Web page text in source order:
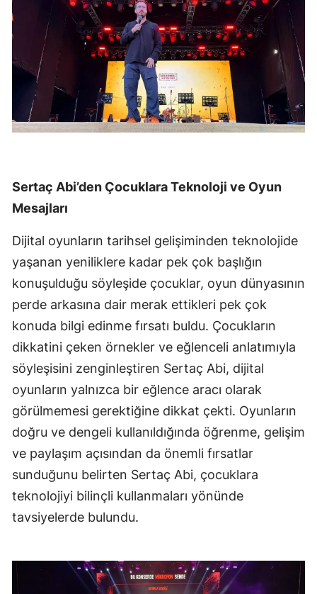
Sertaç Abi’den Çocuklara Teknoloji ve Oyun
Mesajları
Dijital oyunların tarihsel gelişiminden teknolojide
yaşanan yeniliklere kadar pek çok başlığın
konuşulduğu söyleşide çocuklar, oyun dünyasının
perde arkasına dair merak ettikleri pek çok
konuda bilgi edinme fırsatı buldu. Çocukların
dikkatini çeken örnekler ve eğlenceli anlatımıyla
söyleşisini zenginleştiren Sertaç Abi, dijital
oyunların yalnızca bir eğlence aracı olarak
görülmemesi gerektiğine dikkat çekti. Oyunların
doğru ve dengeli kullanıldığında öğrenme, gelişim
ve paylaşım açısından da önemli fırsatlar
sunduğunu belirten Sertaç Abi, çocuklara
teknolojiyi bilinçli kullanmaları yönünde
tavsiyelerde bulundu.